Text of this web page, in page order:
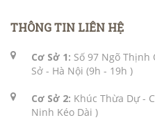
THÔNG TIN LIÊN HỆ
Cơ Sở 1: Số 97 Ngõ Thịnh
Sở - Hà Nội (9h - 19h )
Cơ Sở 2: Khúc Thừa Dự -
Ninh Kéo Dài )